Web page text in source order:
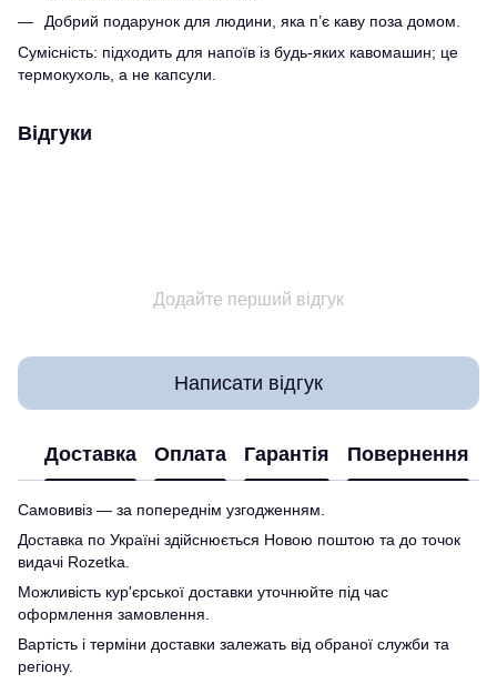
Добрий подарунок для людини, яка п’є каву поза домом.
Сумісність: підходить для напоїв із будь-яких кавомашин; це
термокухоль, а не капсули.
Відгуки
Додайте перший відгук
Написати відгук
Доставка Оплата Гарантія Повернення
Самовивіз — за попереднім узгодженням.
Доставка по Україні здійснюється Новою поштою та до точок
видачі Rozetka.
Можливість кур'єрської доставки уточнюйте під час
оформлення замовлення.
Вартість і терміни доставки залежать від обраної служби та
регіону.